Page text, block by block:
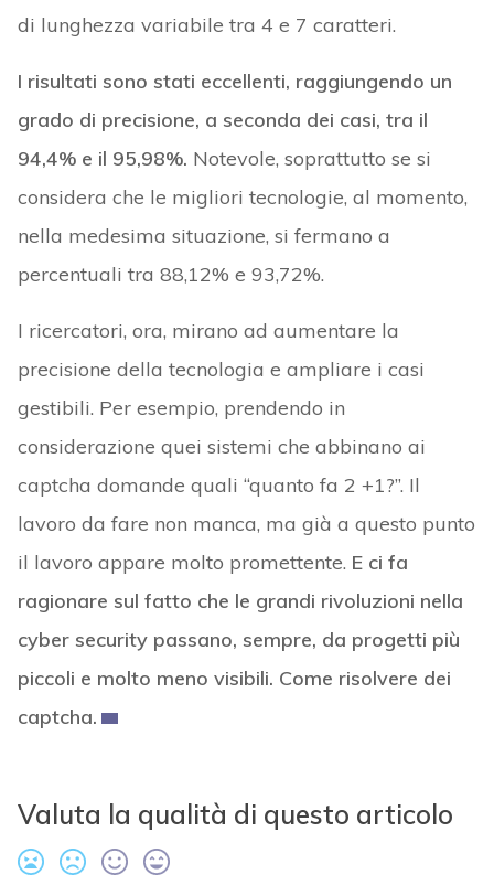
di lunghezza variabile tra 4 e 7 caratteri.
I risultati sono stati eccellenti, raggiungendo un
grado di precisione, a seconda dei casi, tra il
94,4% e il 95,98%. Notevole, soprattutto se si
considera che le migliori tecnologie, al momento,
nella medesima situazione, si fermano a
percentuali tra 88,12% e 93,72%.
I ricercatori, ora, mirano ad aumentare la
precisione della tecnologia e ampliare i casi
gestibili. Per esempio, prendendo in
considerazione quei sistemi che abbinano ai
captcha domande quali “quanto fa 2 +1?”. Il
lavoro da fare non manca, ma già a questo punto
il lavoro appare molto promettente. E ci fa
ragionare sul fatto che le grandi rivoluzioni nella
cyber security passano, sempre, da progetti più
piccoli e molto meno visibili. Come risolvere dei
captcha.
Valuta la qualità di questo articolo